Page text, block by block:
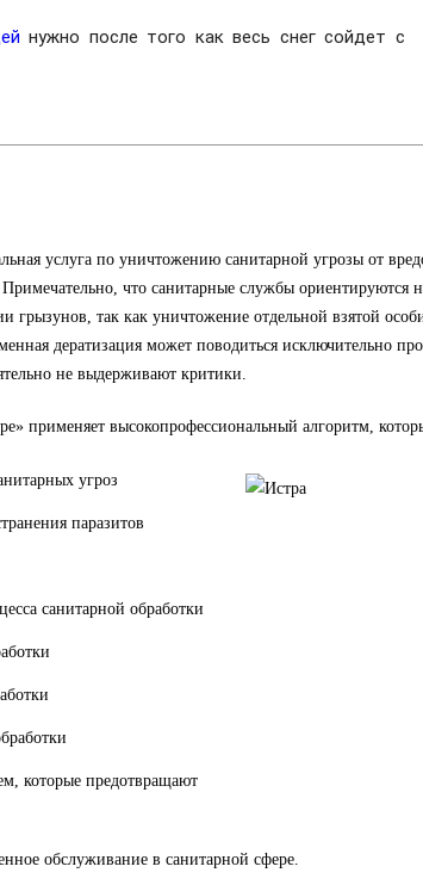
нужно после того как весь снег сойдет с
услуга по уничтожению санитарной угрозы от
что санитарные службы ориентируются
грызунов, так как уничтожение отдельной взятой
дератизация может поводиться исключительно
не выдерживают критики.
применяет высокопрофессиональный алгоритм,
угроз
паразитов
санитарной обработки
которые предотвращают
обслуживание в санитарной сфере.